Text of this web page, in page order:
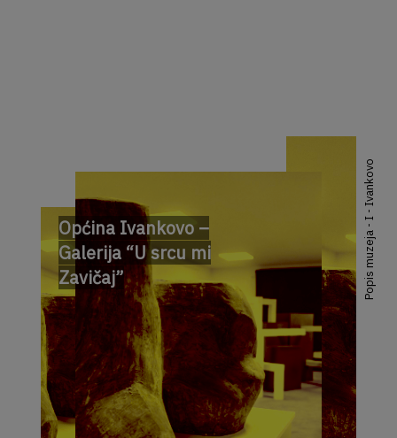
Općina Ivankovo –
Galerija “U srcu mi
Zavičaj”
Popis muzeja - I - Ivankovo